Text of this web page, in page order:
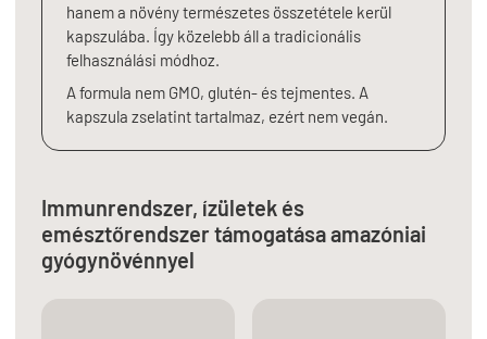
hanem a növény természetes összetétele kerül
kapszulába. Így közelebb áll a tradicionális
felhasználási módhoz.
A formula nem GMO, glutén- és tejmentes. A
kapszula zselatint tartalmaz, ezért nem vegán.
Immunrendszer, ízületek és
emésztőrendszer támogatása amazóniai
gyógynövénnyel